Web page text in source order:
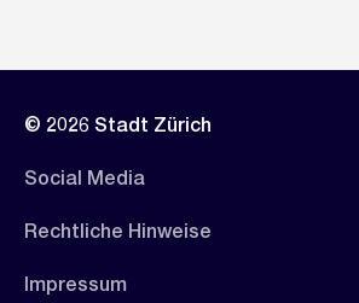
© 2026 Stadt Zürich
Social Media
Rechtliche Hinweise
Impressum